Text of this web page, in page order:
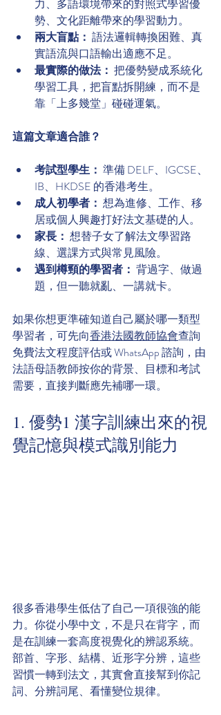
力、多語環境帶來的對照式學習優
勢、文化距離帶來的學習動力。
兩大盲點： 語法邏輯轉換困難、真
實語流與口語輸出適應不足。
最實際的做法： 把優勢變成系統化
學習工具，把盲點拆開練，而不是
靠「上多幾堂」碰碰運氣。
這篇文章適合誰？
考試型學生： 準備 DELF、IGCSE、
IB、HKDSE 的香港考生。
成人初學者： 想為進修、工作、移
居或個人興趣打好法文基礎的人。
家長： 想替子女了解法文學習路
線、選課方式與常見風險。
遇到樽頸的學習者： 背過字、做過
題，但一聽就亂、一講就卡。
如果你想更準確知道自己屬於哪一類型
學習者，可先向香港法國教師協會查詢
免費法文程度評估或 WhatsApp 諮詢，由
法語母語教師按你的背景、目標和考試
需要，直接判斷應先補哪一環。
1. 優勢1 漢字訓練出來的視
覺記憶與模式識別能力
很多香港學生低估了自己一項很強的能
力。你從小學中文，不是只在背字，而
是在訓練一套高度視覺化的辨認系統。
部首、字形、結構、近形字分辨，這些
習慣一轉到法文，其實會直接幫到你記
詞、分辨詞尾、看懂變位規律。